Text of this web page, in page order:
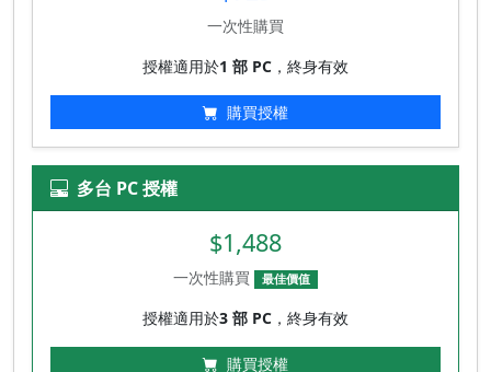
一次性購買
授權適用於1 部 PC ，終身有效
購買授權
多台 PC 授權
$1,488
一次性購買 最佳價值
授權適用於3 部 PC ，終身有效
購買授權